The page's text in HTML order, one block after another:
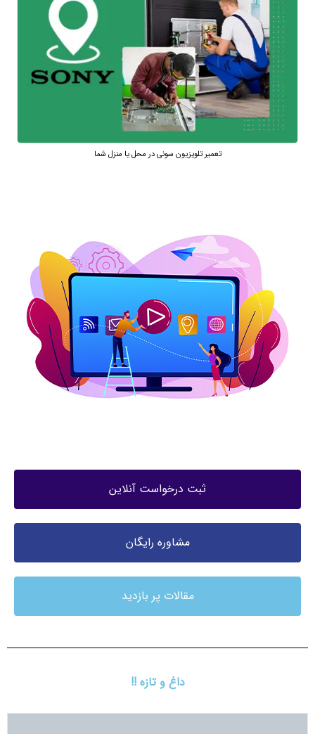
تعمیر تلویزیون سونی در محل یا منزل شما
ثبت درخواست آنلاین
مشاوره رایگان
مقالات پر بازدید
داغ و تازه !!